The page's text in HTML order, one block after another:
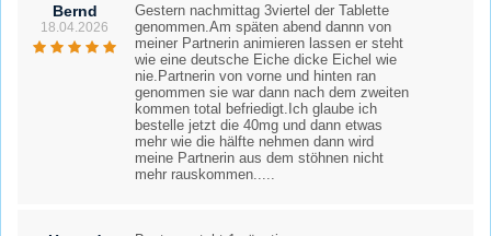
Bernd
18.04.2026
Gestern nachmittag 3viertel der Tablette
genommen.Am späten abend dannn von
meiner Partnerin animieren lassen er steht
wie eine deutsche Eiche dicke Eichel wie
nie.Partnerin von vorne und hinten ran
genommen sie war dann nach dem zweiten
kommen total befriedigt.Ich glaube ich
bestelle jetzt die 40mg und dann etwas
mehr wie die hälfte nehmen dann wird
meine Partnerin aus dem stöhnen nicht
mehr rauskommen.....